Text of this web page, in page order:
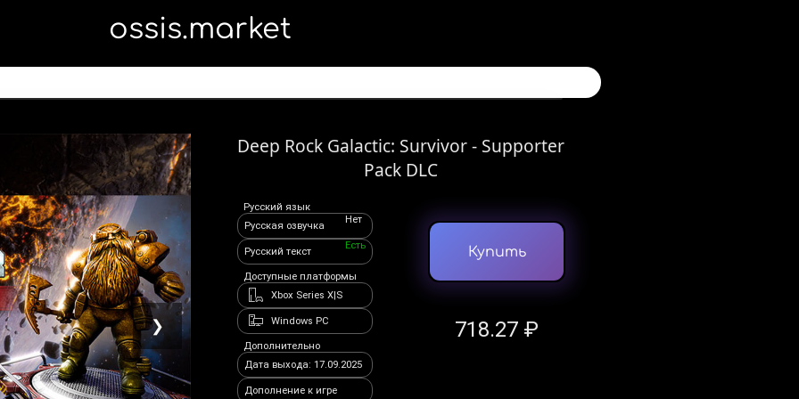
ossis.market
❯
Deep Rock Galactic: Survivor - Supporter
Pack DLC
Русский язык
Русская озвучка
Нет
Русский текст
Есть
Доступные платформы
Xbox Series X|S
Windows PC
Дополнительно
Дата выхода: 17.09.2025
Дополнение к игре
Купить
718.27 ₽